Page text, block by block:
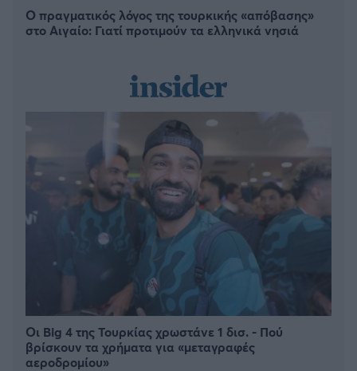
Ο πραγματικός λόγος της τουρκικής «απόβασης»
στο Αιγαίο: Γιατί προτιμούν τα ελληνικά νησιά
Οι Big 4 της Τουρκίας χρωστάνε 1 δισ. - Πού
βρίσκουν τα χρήματα για «μεταγραφές
αεροδρομίου»